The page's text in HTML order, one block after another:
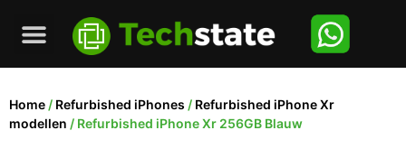
Home / Refurbished iPhones / Refurbished iPhone Xr
modellen / Refurbished iPhone Xr 256GB Blauw